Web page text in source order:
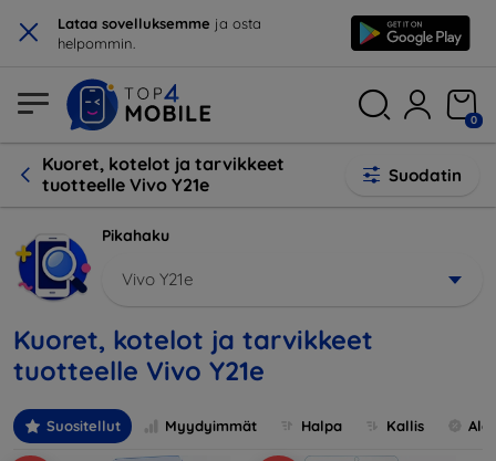
× Lataa sovelluksemme ja osta
helpommin.
0
Kuoret, kotelot ja tarvikkeet
tuotteelle Vivo Y21e
Suodatin
Pikahaku
Vivo Y21e
Kuoret, kotelot ja tarvikkeet
tuotteelle Vivo Y21e
Suositellut Myydyimmät Halpa Kallis